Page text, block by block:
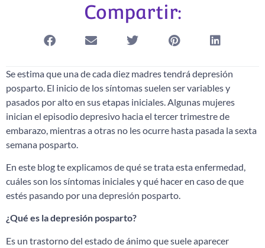
Compartir:
Se estima que una de cada diez madres tendrá depresión
posparto. El inicio de los síntomas suelen ser variables y
pasados por alto en sus etapas iniciales. Algunas mujeres
inician el episodio depresivo hacia el tercer trimestre de
embarazo, mientras a otras no les ocurre hasta pasada la sexta
semana posparto.
En este blog te explicamos de qué se trata esta enfermedad,
cuáles son los síntomas iniciales y qué hacer en caso de que
estés pasando por una depresión posparto.
¿Qué es la depresión posparto?
Es un trastorno del estado de ánimo que suele aparecer